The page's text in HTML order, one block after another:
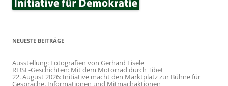
NEUESTE BEITRÄGE
Ausstellung: Fotografien von Gerhard Eisele
RE!SE-Geschichten: Mit dem Motorrad durch Tibet
22. August 2026: Initiative macht den Marktplatz zur Bühne für
Gespräche, Informationen und Mitmachaktionen